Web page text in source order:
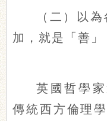
（二）以
加，就是「善」
英國哲學
傳統西方倫理